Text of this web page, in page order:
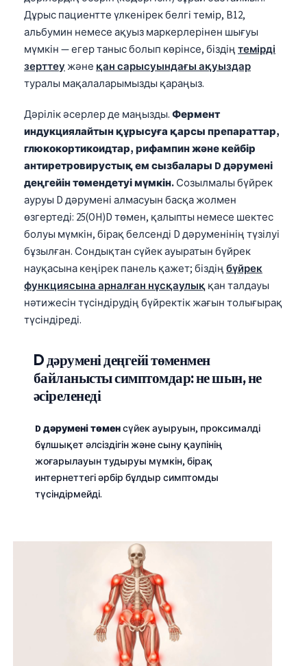
Дұрыс пациентте үлкенірек белгі темір, B12,
альбумин немесе ақуыз маркерлерінен шығуы
мүмкін — егер таныс болып көрінсе, біздіңтемірді
зерттеу және қан сарысуындағы ақуыздар
туралы мақалаларымызды қараңыз.
Дәрілік әсерлер де маңызды.Фермент
индукциялайтын құрысуға қарсы препараттар,
глюкокортикоидтар, рифампин және кейбір
антиретровирустық ем сызбалары D дәрумені
деңгейін төмендетуі мүмкін.Созылмалы бүйрек
ауруы D дәрумені алмасуын басқа жолмен
өзгертеді: 25(OH)D төмен, қалыпты немесе шектес
болуы мүмкін, бірақ белсенді D дәруменінің түзілуі
бұзылған. Сондықтан сүйек ауыратын бүйрек
науқасына кеңірек панель қажет; біздіңбүйрек
функциясына арналған нұсқаулыққан талдауы
нәтижесін түсіндірудің бүйректік жағын толығырақ
түсіндіреді.
D дәрумені деңгейі төменмен
байланысты симптомдар: не шын, не
әсіреленеді
D дәрумені төменсүйек ауыруын, проксималді
бұлшықет әлсіздігін және сыну қаупінің
жоғарылауын тудыруы мүмкін, бірақ
интернеттегі әрбір бұлдыр симптомды
түсіндірмейді.
Ślōnskŏ gŏdka
Norsk bokmål